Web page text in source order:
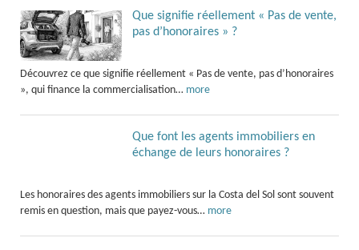
Que signifie réellement « Pas de vente,
pas d’honoraires » ?
Découvrez ce que signifie réellement « Pas de vente, pas d’honoraires
», qui finance la commercialisation… more
Que font les agents immobiliers en
échange de leurs honoraires ?
Les honoraires des agents immobiliers sur la Costa del Sol sont souvent
remis en question, mais que payez-vous… more